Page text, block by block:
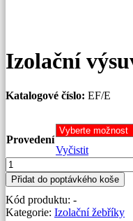
Izolační
Katalogové číslo: EF/E
Provedení
Vyčistit
Izolační
výsuvný
žebřík
množství
Přidat do poptávkého koše
Kód produktu: -
Kategorie: Izolační žebříky